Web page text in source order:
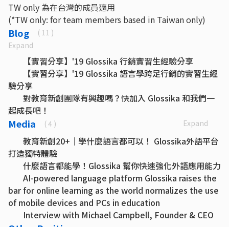
TW only 為在台灣的成員適用
(*TW only: for team members based in Taiwan only)
Blog
( 11 )
Expand
【實習分享】'19 Glossika 行銷實習生經驗分享
【實習分享】'19 Glossika 語言學跨足行銷的實習生經
驗分享
對教育新創團隊有興趣嗎？快加入 Glossika 和我們一
起成長吧！
Glossika 實習心得分享：SEO 韓文實習生
2018 寒假實習分享：語言學
2017 第二屆實習分享：外語音檔剪輯
2017 第二屆實習分享：社群小編及內容編譯
2017 第一屆實習分享：產品管理
2017 第一屆實習分享：內容編譯
2017 第一屆實習分享：外語音檔剪輯
2017 第一屆實習分享：語言學
Media ( 4 ) Expand
教育新創20+｜學什麼語言都可以！ Glossika外語平台
打造獨特體驗
什麼語言都能學！Glossika 幫你快速強化外語應用能力
AI-powered language platform Glossika raises the
bar for online learning as the world normalizes the use
of mobile devices and PCs in education
Interview with Michael Campbell, Founder & CEO